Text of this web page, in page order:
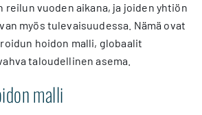
reilun vuoden aikana, ja joiden yhtiön
myös tulevaisuudessa. Nämä ovat
hoidon malli, globaalit
taloudellinen asema.
malli